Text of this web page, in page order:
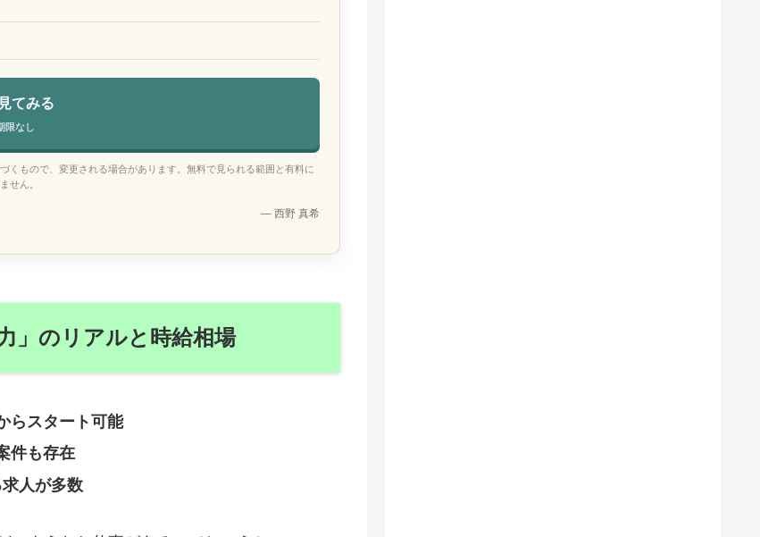
てみる
限なし
もので、変更される場合があります。無料で見られる範囲と有料に
せん。
— 西野 真希
」のリアルと時給相場
らスタート可能
件も存在
人が多数